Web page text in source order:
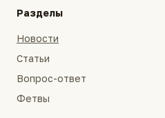
Разделы
Новости
Статьи
Вопрос-ответ
Фетвы